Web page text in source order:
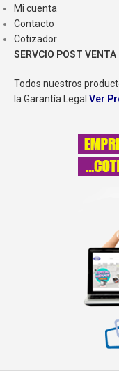
Mi cuenta
Contacto
Cotizador
SERVCIO POST VENTA
Todos nuestros
la Garantía Legal Ver